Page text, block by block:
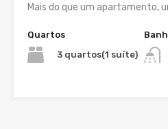
Mais do que um apartamento,
Quartos
3 quartos(1 suíte)